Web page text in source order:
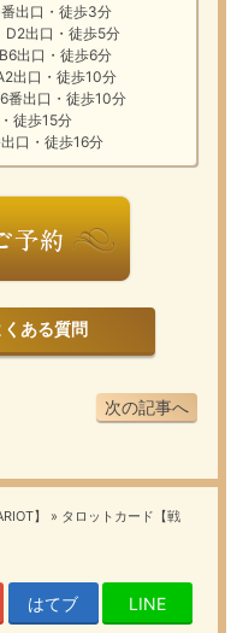
出口・徒歩3分
D2出口・徒歩5分
出口・徒歩6分
出口・徒歩10分
番出口・徒歩10分
徒歩15分
口・徒歩16分
くある質問
次の記事へ
】 » タロットカード【戦
はてブ LINE